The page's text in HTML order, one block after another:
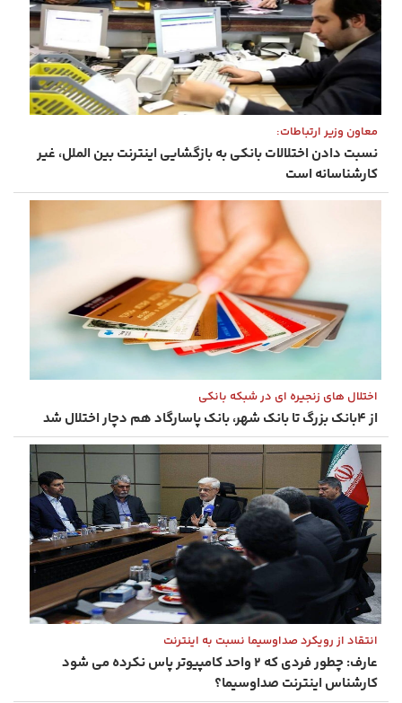
معاون وزیر ارتباطات:
نسبت دادن اختلالات بانکی به بازگشایی اینترنت بین الملل، غیر
کارشناسانه است
اختلال های زنجیره ای در شبکه بانکی
از ۴بانک بزرگ تا بانک شهر، بانک پاسارگاد هم دچار اختلال شد
انتقاد از رویکرد صداوسیما نسبت به اینترنت
عارف: چطور فردی که ۲ واحد کامپیوتر پاس نکرده می شود
کارشناس اینترنت صداوسیما؟